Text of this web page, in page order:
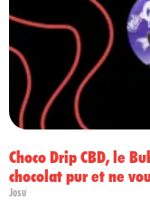
Choco Drip CBD, le
chocolat pur et ne
Josu